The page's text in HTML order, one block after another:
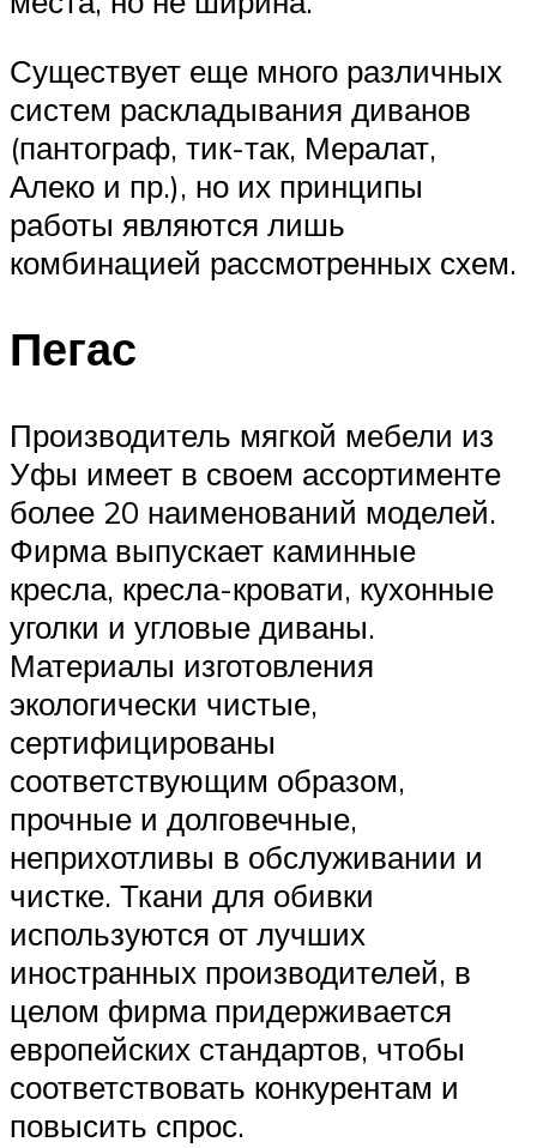
Существует еще много различных
систем раскладывания диванов
(пантограф, тик-так, Мералат,
Алеко и пр.), но их принципы
работы являются лишь
комбинацией рассмотренных схем.
Пегас
Производитель мягкой мебели из
Уфы имеет в своем ассортименте
более 20 наименований моделей.
Фирма выпускает каминные
кресла, кресла-кровати, кухонные
уголки и угловые диваны.
Материалы изготовления
экологически чистые,
сертифицированы
соответствующим образом,
прочные и долговечные,
неприхотливы в обслуживании и
чистке. Ткани для обивки
используются от лучших
иностранных производителей, в
целом фирма придерживается
европейских стандартов, чтобы
соответствовать конкурентам и
повысить спрос.